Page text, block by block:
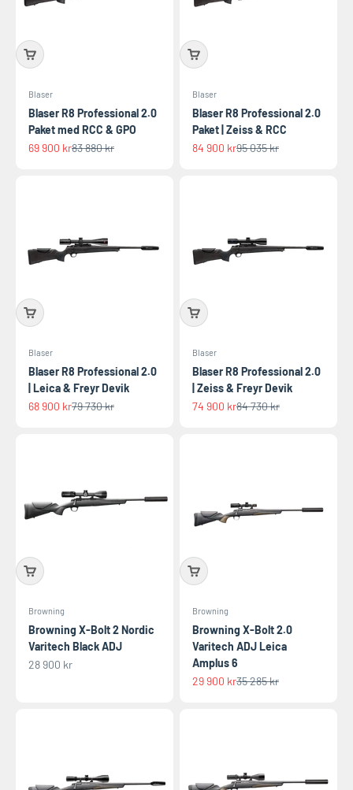
Blaser
Blaser R8 Professional 2.0
Paket med RCC & GPO
REA-pris
69 900 krPris
83 880 kr
Blaser
Blaser R8 Professional 2.0
Paket | Zeiss & RCC
REA-pris
84 900 krPris
95 035 kr
Blaser
Blaser R8 Professional 2.0
| Leica & Freyr Devik
REA-pris
68 900 krPris
79 730 kr
Blaser
Blaser R8 Professional 2.0
| Zeiss & Freyr Devik
REA-pris
74 900 krPris
84 730 kr
Browning
Browning X-Bolt 2 Nordic
Varitech Black ADJ
REA-pris
28 900 kr
Browning
Browning X-Bolt 2.0
Varitech ADJ Leica
Amplus 6
REA-pris
29 900 krPris
35 285 kr